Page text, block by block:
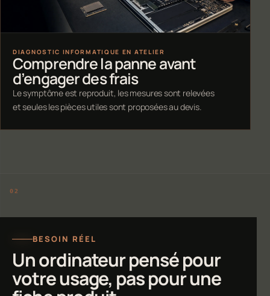
DIAGNOSTIC INFORMATIQUE EN ATELIER
Comprendre la panne avant
d’engager des frais
Le symptôme est reproduit, les mesures sont relevées
et seules les pièces utiles sont proposées au devis.
BESOIN RÉEL
Un ordinateur pensé pour
votre usage, pas pour une